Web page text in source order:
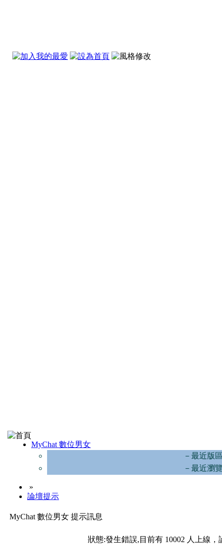
MyChat 數位男女
－最近版
－最近瀏
»
論壇提示
MyChat 數位男女 提示訊息
狀態:發生錯誤,目前有 10002 人上線